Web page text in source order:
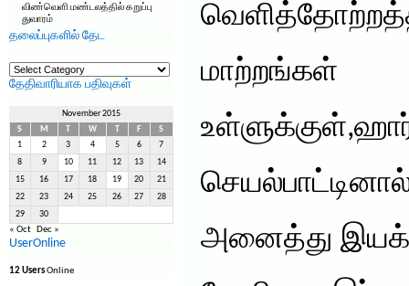
விண்வெளி மண்டலத்தில் கறுப்பு
துவாரம்
தலைப்புகளில் தேட
தலைப்புகளில்
தேட
தேதிவாரியாக பதிவுகள்
November 2015
S
M W F
S
1
2 3 4 5 6 7
8 9 10 11 12 13 14
15 16 17 18 19 20 21
22 23 24 25 26 27 28
29 30
« Oct Dec »
UserOnline
12 UsersOnline
மாற்றங்கள்
அனைத்து